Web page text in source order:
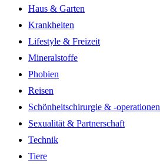
Haus & Garten
Krankheiten
Lifestyle & Freizeit
Mineralstoffe
Phobien
Reisen
Schönheitschirurgie & -operationen
Sexualität & Partnerschaft
Technik
Tiere